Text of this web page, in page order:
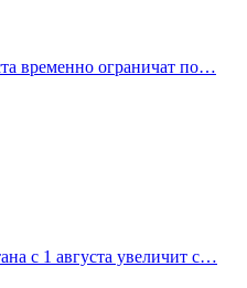
временно ограничат по…
с 1 августа увеличит с…